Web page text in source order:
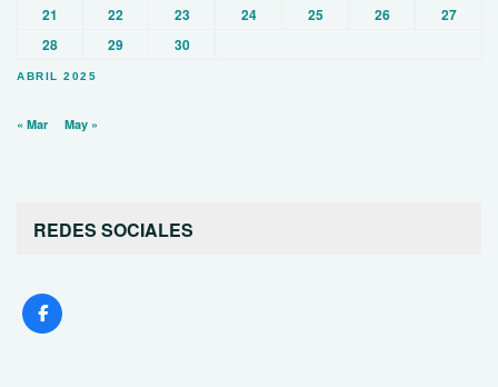
ABRIL 2025
21
22 23 24 25 26
27
28
29 30
« Mar May »
REDES SOCIALES